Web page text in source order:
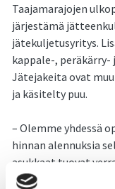
Taajamarajojen
järjestämä
jätekuljetusyritys.
kappale-, peräkärry-
Jätejakeita ovat
ja käsitelty puu.
– Olemme yhdessä
hinnan alennuksia
asukkaat tuovat
hinnoista on tullut